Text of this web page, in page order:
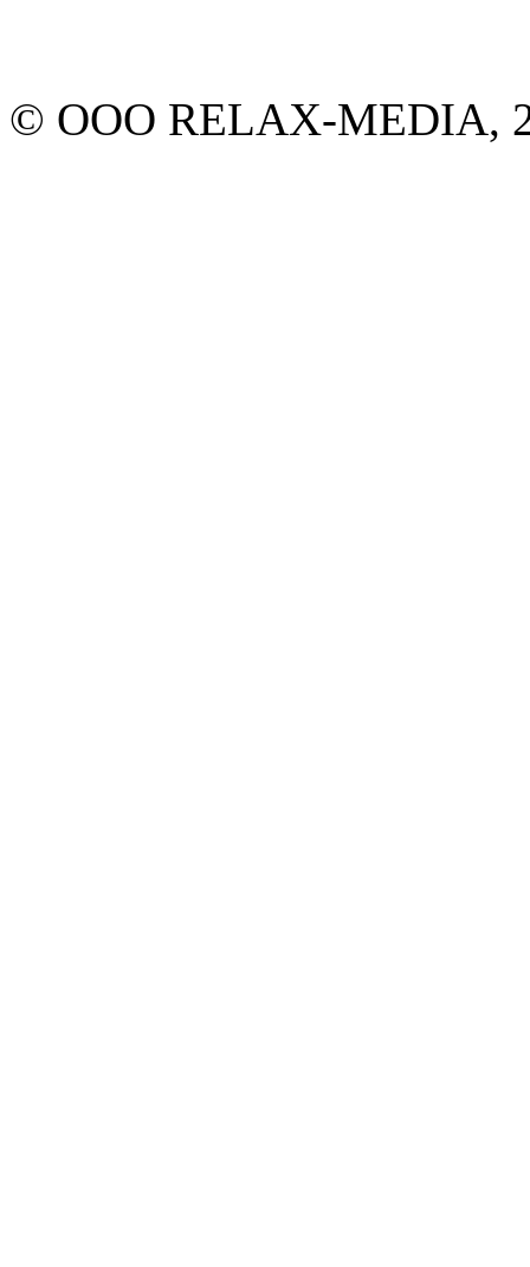
© ООО RELAX-MEDIA,